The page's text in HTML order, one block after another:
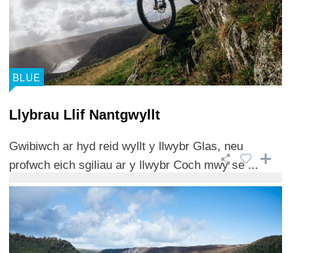
BLUE
Llybrau Llif Nantgwyllt
Gwibiwch ar hyd reid wyllt y llwybr Glas, neu
profwch eich sgiliau ar y llwybr Coch mwy se ...